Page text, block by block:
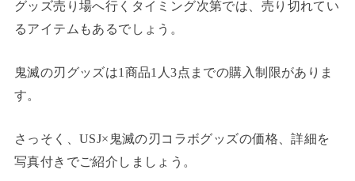
グッズ売り場へ行くタイミング次第では、売り切れてい
るアイテムもあるでしょう。
鬼滅の刃グッズは1商品1人3点までの購入制限がありま
す。
さっそく、USJ×鬼滅の刃コラボグッズの価格、詳細を
写真付きでご紹介しましょう。